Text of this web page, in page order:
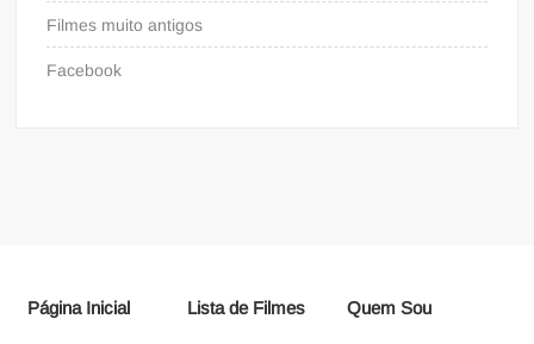
Filmes muito antigos
Facebook
Página Inicial Lista de Filmes Quem Sou